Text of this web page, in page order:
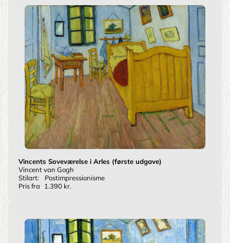
Vincents Soveværelse i Arles (første udgave)
Vincent van Gogh
Stilart:
Postimpressionisme
Pris fra
1.390 kr.